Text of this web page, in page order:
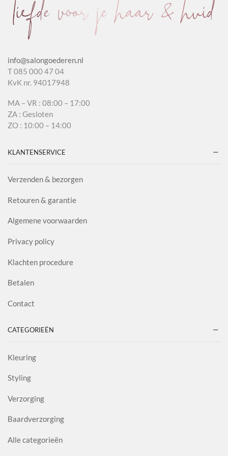
info@salongoederen.nl
T 085 000 47 04
KvK nr. 94017948
MA – VR : 08:00 – 17:00
ZA : Gesloten
ZO : 10:00 – 14:00
KLANTENSERVICE
Verzenden & bezorgen
Retouren & garantie
Algemene voorwaarden
Privacy policy
Klachten procedure
Betalen
Contact
CATEGORIEËN
Kleuring
Styling
Verzorging
Baardverzorging
Alle categorieën